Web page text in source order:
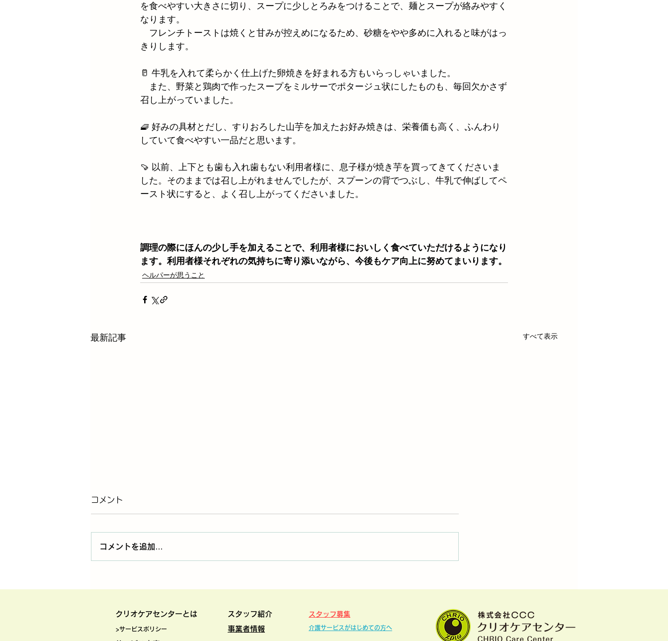
を食べやすい大きさに切り、スープに少しとろみをつけることで、麺とスープが絡みやすく
なります。
フレンチトーストは焼くと甘みが控えめになるため、砂糖をやや多めに入れると味がはっ
きりします。
🥛 牛乳を入れて柔らかく仕上げた卵焼きを好まれる方もいらっしゃいました。
また、野菜と鶏肉で作ったスープをミルサーでポタージュ状にしたものも、毎回欠かさず
召し上がっていました。
🧇 好みの具材とだし、すりおろした山芋を加えたお好み焼きは、栄養価も高く、ふんわり
していて食べやすい一品だと思います。
🍠 以前、上下とも歯も入れ歯もない利用者様に、息子様が焼き芋を買ってきてくださいま
した。そのままでは召し上がれませんでしたが、スプーンの背でつぶし、牛乳で伸ばしてペ
ースト状にすると、よく召し上がってくださいました。
調理の際にほんの少し手を加えることで、利用者様においしく食べていただけるようになり
ます。利用者様それぞれの気持ちに寄り添いながら、今後もケア向上に努めてまいります。
ヘルパーが思うこと
最新記事 すべて表示
下ごしらえについて
コメント
コメントを追加…
クリオケアセ ンターとは
>サービスポリシー
スタッフ紹介
事業者情報
スタッフ募集
介護サービスがはじめての方へ